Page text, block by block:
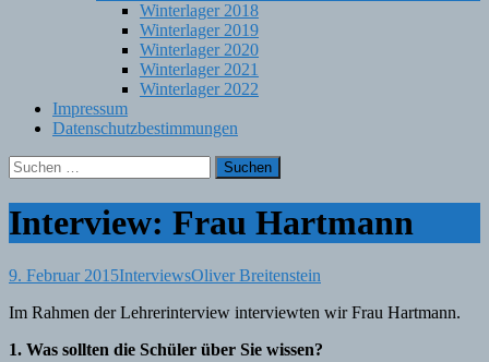
Winterlager 2018
Winterlager 2019
Winterlager 2020
Winterlager 2021
Winterlager 2022
Impressum
Datenschutzbestimmungen
Suchen
nach:
Interview: Frau Hartmann
9. Februar 2015InterviewsOliver Breitenstein
Im Rahmen der Lehrerinterview interviewten wir Frau Hartmann.
1. Was sollten die Schüler über Sie wissen?